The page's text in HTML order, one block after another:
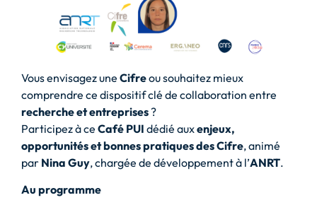
Vous envisagez une Cifreou souhaitez mieux
comprendre ce dispositif clé de collaboration entre
recherche et entreprises?
Participez à ce Café PUI dédié auxenjeux,
opportunités et bonnes pratiques des Cifre, animé
par Nina Guy, chargée de développement à l’ANRT.
Au programme